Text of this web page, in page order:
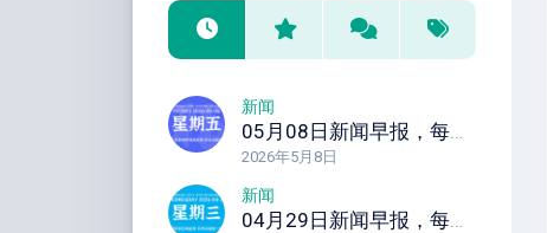
新闻
05月08日新闻早报，每天60秒读懂全世界！
2026年5月8日
新闻
04月29日新闻早报，每天60秒读懂全世界！